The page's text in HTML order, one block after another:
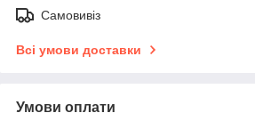
Самовивіз
Всі умови доставки
Умови оплати